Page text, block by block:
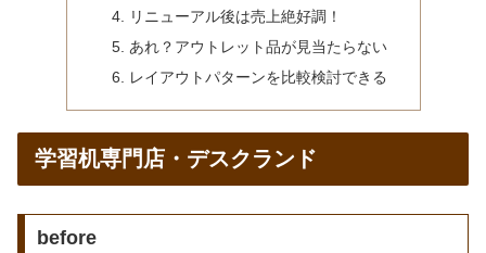
リニューアル後は売上絶好調！
あれ？アウトレット品が見当たらない
レイアウトパターンを比較検討できる
学習机専門店・デスクランド
before